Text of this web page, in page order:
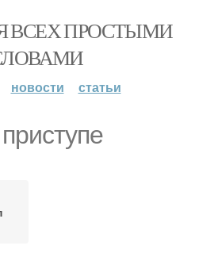
ВСЕХ ПРОСТЫМИ
новости статьи